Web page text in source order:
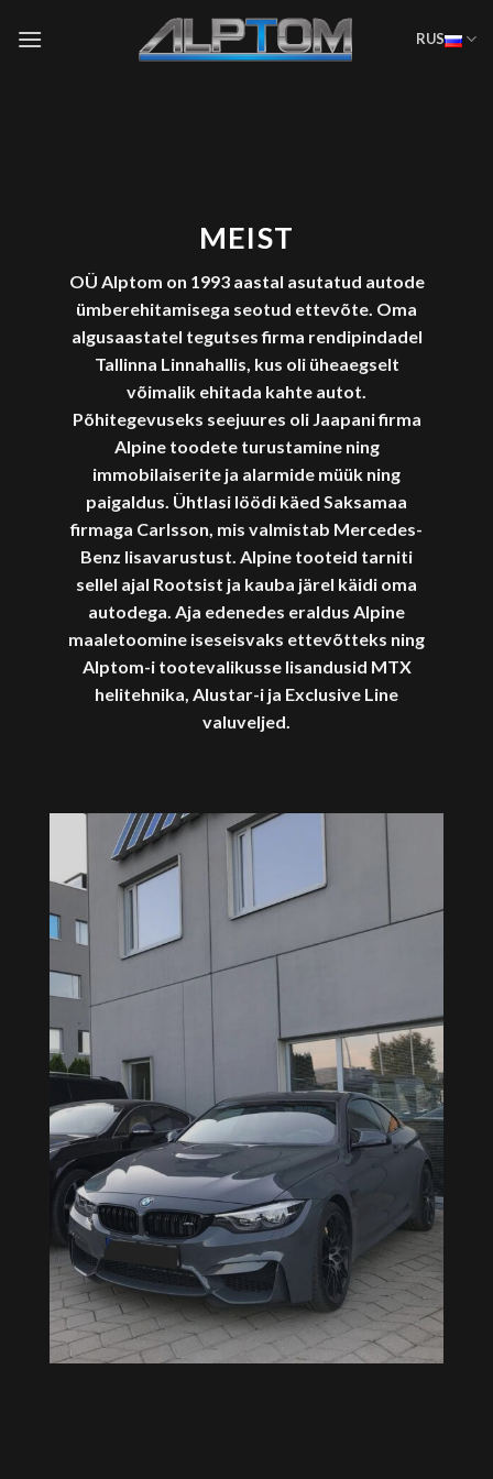
RUS
MEIST
OÜ Alptom on 1993 aastal asutatud autode
ümberehitamisega seotud ettevõte. Oma
algusaastatel tegutses firma rendipindadel
Tallinna Linnahallis, kus oli üheaegselt
võimalik ehitada kahte autot.
Põhitegevuseks seejuures oli Jaapani firma
Alpine toodete turustamine ning
immobilaiserite ja alarmide müük ning
paigaldus. Ühtlasi löödi käed Saksamaa
firmaga Carlsson, mis valmistab Mercedes-
Benz lisavarustust. Alpine tooteid tarniti
sellel ajal Rootsist ja kauba järel käidi oma
autodega. Aja edenedes eraldus Alpine
maaletoomine iseseisvaks ettevõtteks ning
Alptom-i tootevalikusse lisandusid MTX
helitehnika, Alustar-i ja Exclusive Line
valuveljed.